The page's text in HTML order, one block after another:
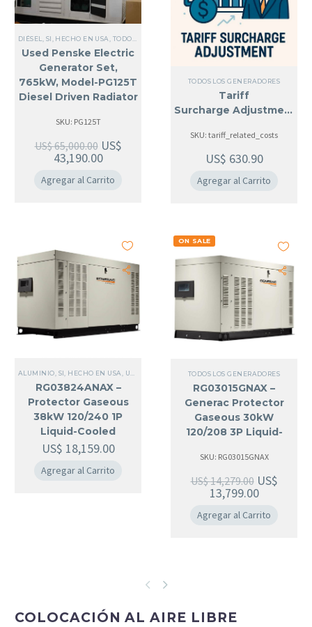
DIÉSEL SI, HECHO EN USA TODOS LOS GENERADORES ,REFRIGERADOS POR LÍQUIDO
Used Penske Electric
Generator Set,
765kW, Model-PG125T
Diesel Driven Radiator
SKU: PG125T
US$65,000.00 US$
43,190.00
Agregar al Carrito
TODOS LOS GENERADORES
Tariff
Surcharge Adjustment
SKU: tariff_related_costs
US$ 630.90
Agregar al Carrito
ALUMINIO SI, HECHO EN USA USA MONOFÁSICO,TODOS LOS GENERADORES
RG03824ANAX –
Protector Gaseous
38kW 120/240 1P
Liquid-Cooled
Generator
US$ 18,159.00
Agregar al Carrito
ON SALE
TODOS LOS GENERADORES
RG03015GNAX –
Generac Protector
Gaseous 30kW
120/208 3P Liquid-
3600 RPM
SKU: RG03015GNAX
US$14,279.00 US$
13,799.00
Agregar al Carrito
COLOCACIÓN AL AIRE LIBRE